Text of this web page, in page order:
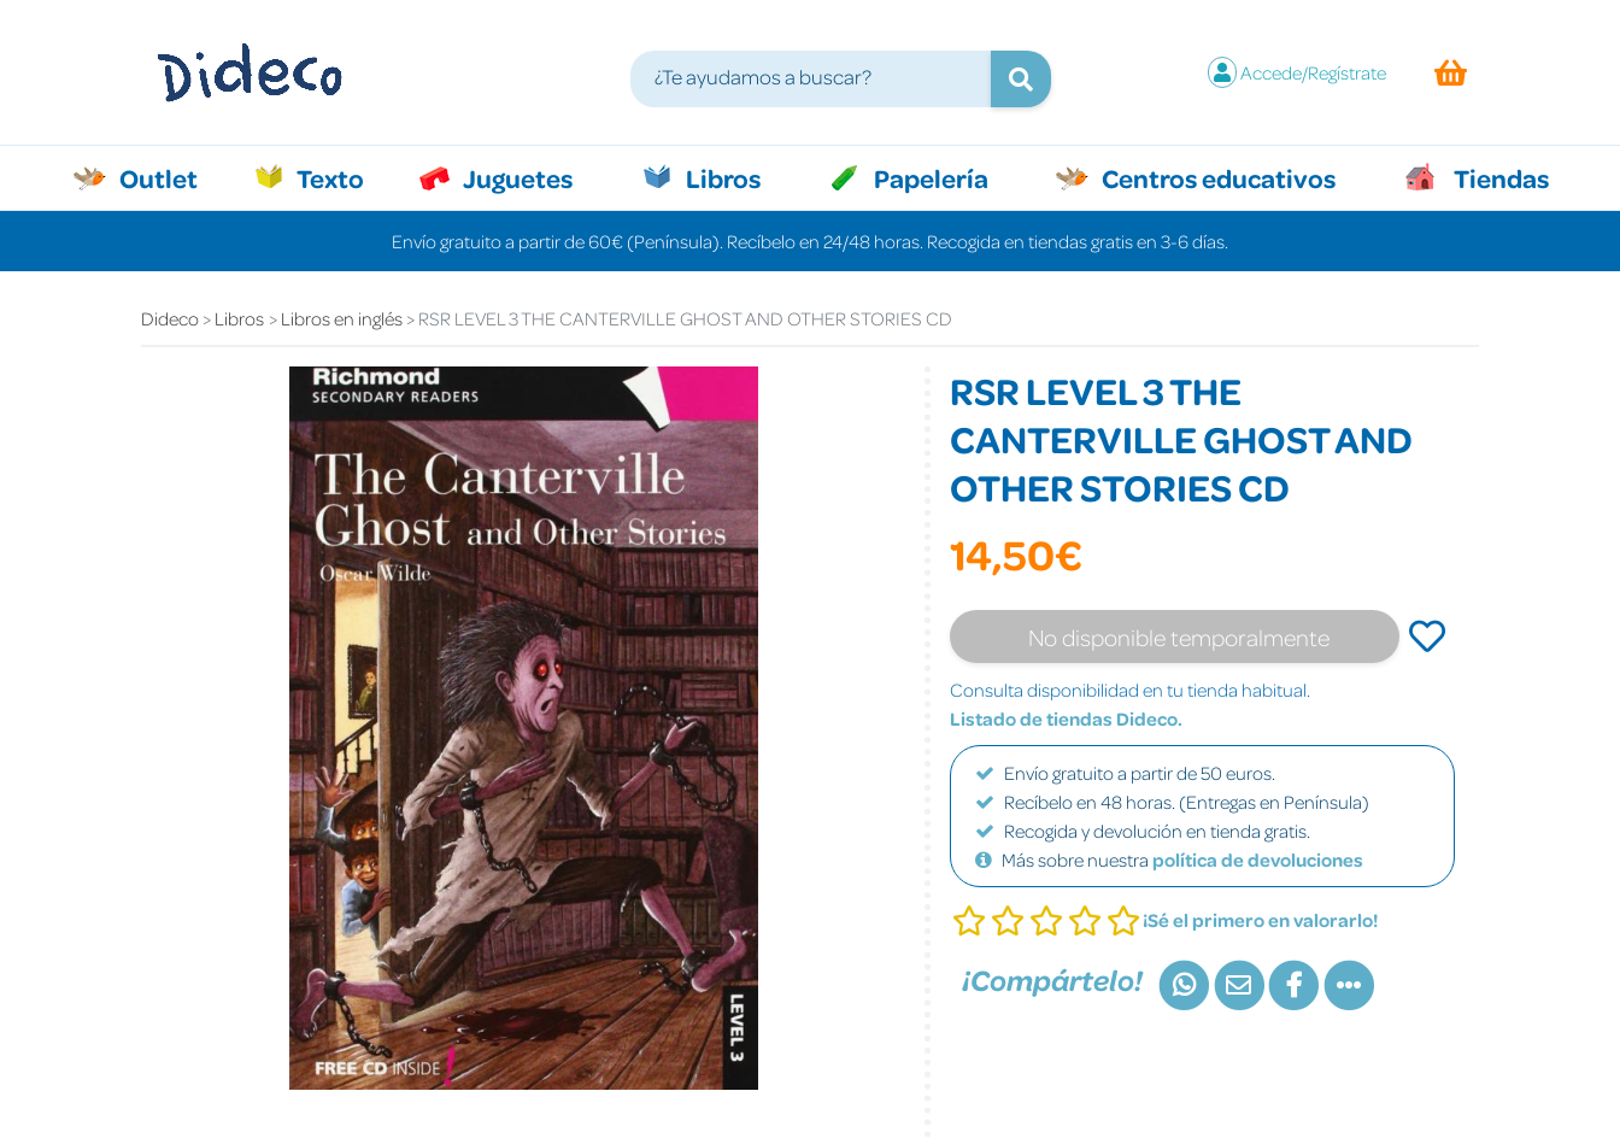
Accede/Regístrate
Outlet Texto Juguetes Libros Papelería Centros educativos Tiendas
Envío gratuito a partir de 60€ (Península). Recíbelo en 24/48 horas. Recogida en tiendas gratis en 3-6 días.
Dideco Libros Libros en inglés RSR LEVEL 3 THE CANTERVILLE GHOST AND OTHER STORIES CD
RSR LEVEL 3 THE
CANTERVILLE GHOST AND
OTHER STORIES CD
14,50€
No disponible temporalmente
Consulta disponibilidad en tu tienda habitual.
Listado de tiendas Dideco.
Envío gratuito a partir de 50 euros.
Recíbelo en 48 horas. (Entregas en Península)
Recogida y devolución en tienda gratis.
Más sobre nuestra política de devoluciones
¡Sé el primero en valorarlo!
¡Compártelo!